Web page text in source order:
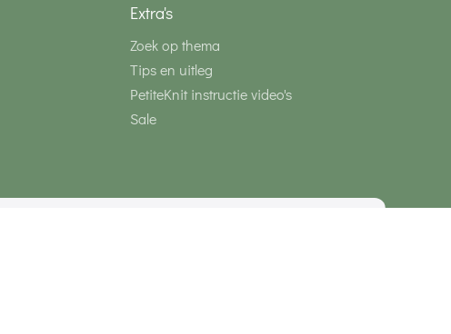
Extra's
Zoek op thema
Tips en uitleg
PetiteKnit instructie video's
Sale